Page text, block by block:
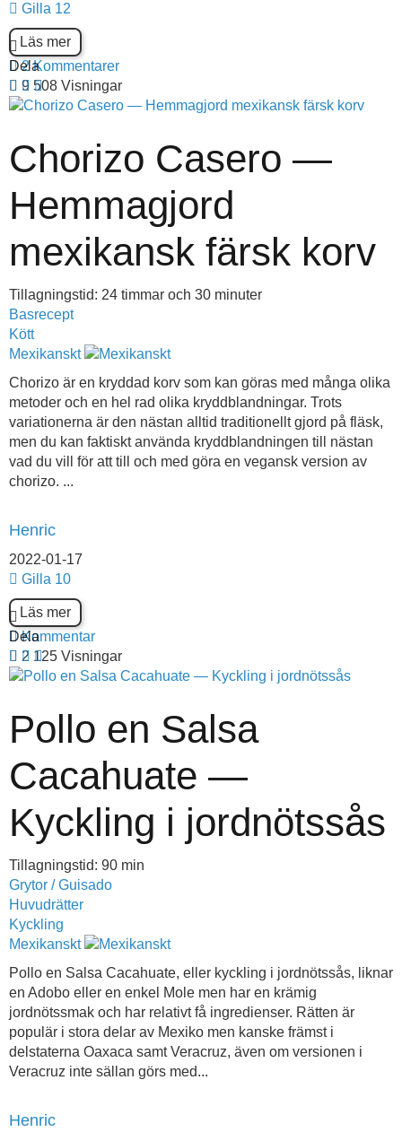
Gilla 12
Läs mer
2 Kommentarer
9 508 Visningar
Dela
Chorizo Casero —
Hemmagjord
mexikansk färsk korv
Tillagningstid: 24 timmar och 30 minuter
Basrecept
Kött
Mexikanskt
Chorizo är en kryddad korv som kan göras med många olika
metoder och en hel rad olika kryddblandningar. Trots
variationerna är den nästan alltid traditionellt gjord på fläsk,
men du kan faktiskt använda kryddblandningen till nästan
vad du vill för att till och med göra en vegansk version av
chorizo. ...
Henric
2022-01-17
Gilla 10
Läs mer
Kommentar
2 125 Visningar
Dela
Pollo en Salsa
Cacahuate —
Kyckling i jordnötssås
Tillagningstid: 90 min
Grytor / Guisado
Huvudrätter
Kyckling
Mexikanskt
Pollo en Salsa Cacahuate, eller kyckling i jordnötssås, liknar
en Adobo eller en enkel Mole men har en krämig
jordnötssmak och har relativt få ingredienser. Rätten är
populär i stora delar av Mexiko men kanske främst i
delstaterna Oaxaca samt Veracruz, även om versionen i
Veracruz inte sällan görs med...
Henric